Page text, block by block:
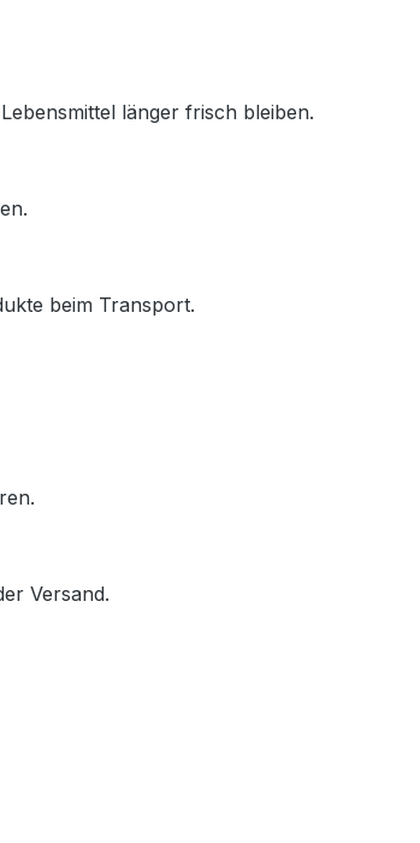
länger frisch bleiben.
beim Transport.
Versand.